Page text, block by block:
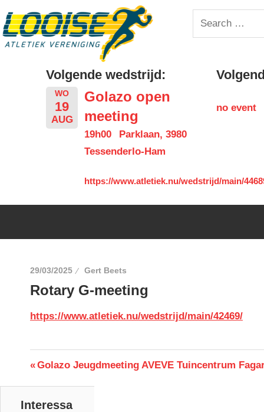
to
content
Looise
Search
for:
Volgende wedstrijd:
WO
19
AUG
Golazo open
meeting
19h00
Parklaan, 3980
Tessenderlo-Ham
https://www.atletiek.nu/wedstrijd/main/
no event
29/03/2025 Gert Beets
Rotary G-meeting
https://www.atletiek.nu/wedstrijd/main/42469/
Berichtnavigatie
Previous
Golazo Jeugdmeeting Next
AVEVE Tuincentrum
Interessa